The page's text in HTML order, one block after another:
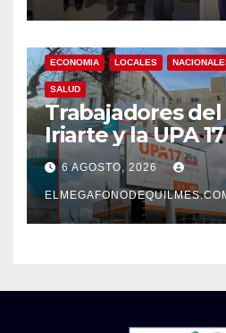
ECONOMIA LOCALES
SALUD
Trabajadores
Iriarte y la UPA
pase a planta de
mejoras
6 AGOSTO, 2026